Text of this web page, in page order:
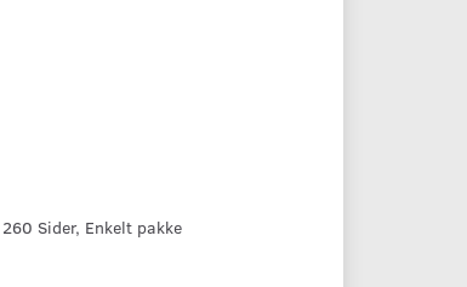
Sider, Enkelt pakke